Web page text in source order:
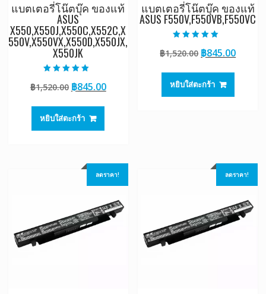
แบตเตอรี่โน๊ตบุ๊ค ของแท้
ASUS
X550,X550J,X550C,X552C,X
550V,X550VX,X550D,X550JX,
X550JK
5.00
ตั้งแต่ 1-5
฿1,520.00 Original
was:
฿1,520.00.
฿845.00Current
หยิบใส่ตะกร้า
แบตเตอรี่โน๊ตบุ๊ค ของแท้
ASUS F550V,F550VB,F550VC
5.00
ตั้งแต่ 1-5
฿1,520.00 Original
was:
฿1,520.00.
฿845.00
หยิบใส่ตะกร้า
ลดราคา! ลดราคา!